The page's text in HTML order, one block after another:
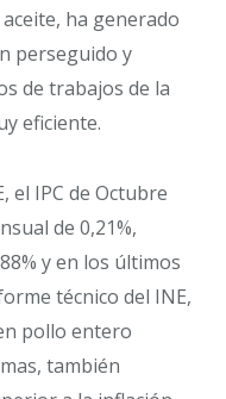
ha generado
perseguido y
de trabajos de la
eficiente.
el IPC de Octubre
de 0,21%,
y en los últimos
técnico del INE,
pollo entero
también